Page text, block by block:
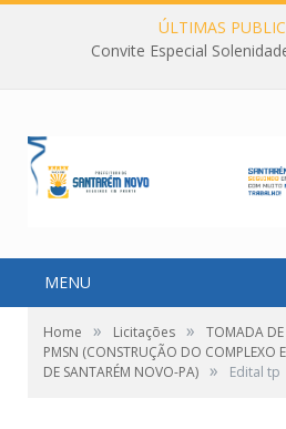
ÚLTIMAS
Convite Especial
MENU
Home » Licitações »
TOMADA
PMSN (CONSTRUÇÃO DO COMPLEXO
DE SANTARÉM NOVO-PA) » Edital tp